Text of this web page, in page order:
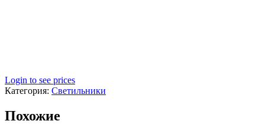
Login to see prices
Категория: Светильники
Похожие